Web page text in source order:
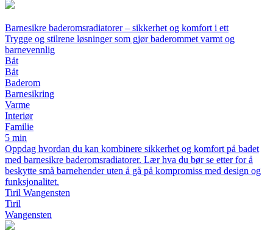
Barnesikre baderomsradiatorer – sikkerhet og komfort i ett
Trygge og stilrene løsninger som gjør baderommet varmt og
barnevennlig
Båt
Båt
Baderom
Barnesikring
Varme
Interiør
Familie
5 min
Oppdag hvordan du kan kombinere sikkerhet og komfort på badet
med barnesikre baderomsradiatorer. Lær hva du bør se etter for å
beskytte små barnehender uten å gå på kompromiss med design og
funksjonalitet.
Tiril Wangensten
Tiril
Wangensten